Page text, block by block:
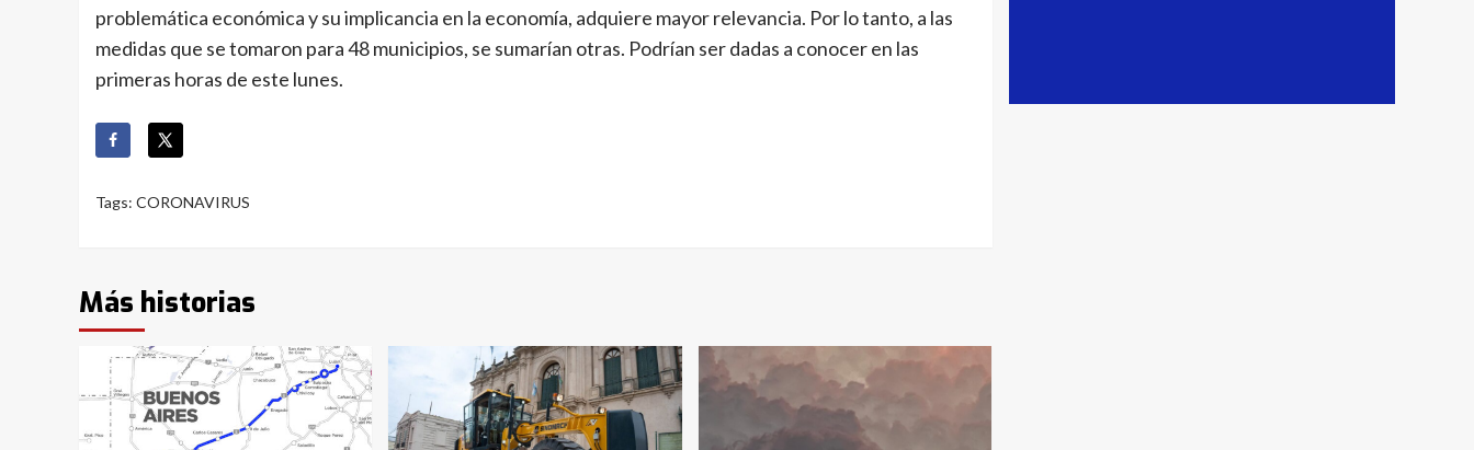
problemática económica y su implicancia en la economía, adquiere mayor relevancia. Por lo tanto, a las
medidas que se tomaron para 48 municipios, se sumarían otras. Podrían ser dadas a conocer en las
primeras horas de este lunes.
Tags: CORONAVIRUS
Más historias